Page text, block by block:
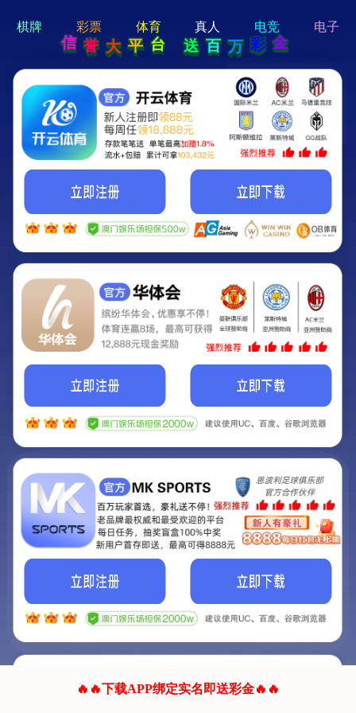
hi 💗
Hey Guys!
我们即将上线啦...
我们的网站正在建设.
它将是非常棒的网站.
联系我们!